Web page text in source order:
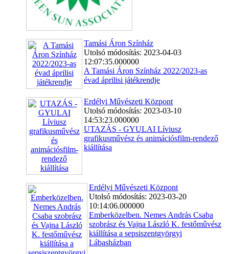
Tamási Áron Színház
Utolsó módosítás: 2023-04-03
12:07:35.000000
A Tamási Áron Színház 2022/2023-as
évad áprilisi játékrendje
Erdélyi Művészeti Központ
Utolsó módosítás: 2023-03-10
14:53:23.000000
UTAZÁS - GYULAI Líviusz
grafikusművész és animációsfilm-rendező
kiállítása
Erdélyi Művészeti Központ
Utolsó módosítás: 2023-03-20
10:14:06.000000
Emberközelben. Nemes András Csaba
szobrász és Vajna László K. festőművész
kiállítása a sepsiszentgyörgyi
Lábasházban